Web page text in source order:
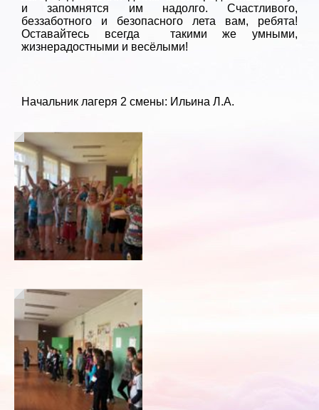
и запомнятся им надолго. Счастливого,
беззаботного и безопасного лета вам, ребята!
Оставайтесь всегда
такими же умными,
жизнерадостными и весёлыми!
Начальник лагеря 2 смены: Ильина Л.А.